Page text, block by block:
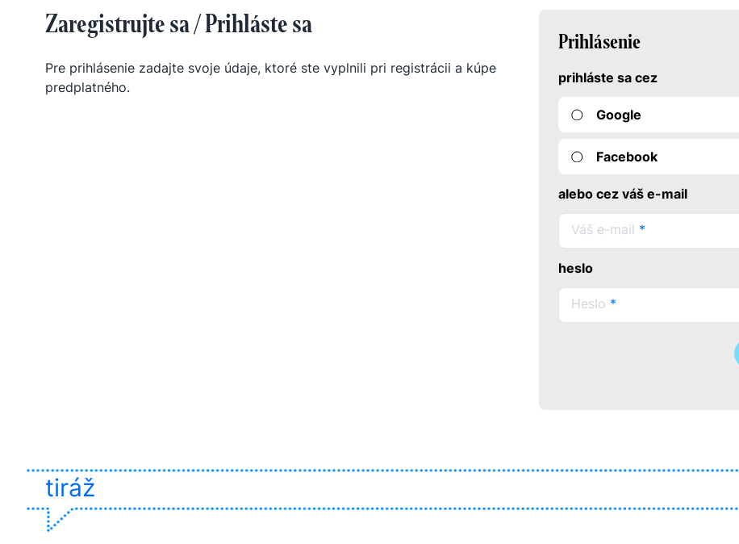
Zaregistrujte sa / Prihláste sa
Pre prihlásenie zadajte svoje údaje, ktoré ste vyplnili pri registrácii a kúpe
predplatného.
Prihlásenie
prihláste sa cez
Google
Facebook
alebo cez váš e-mail
Váš e-mail *
heslo
Heslo *
tiráž